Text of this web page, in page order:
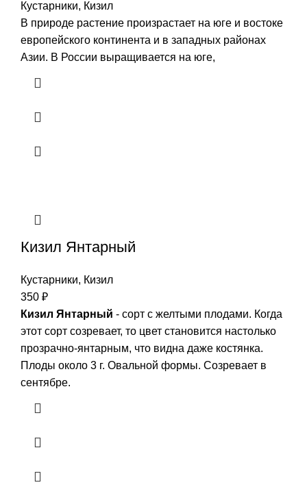
Кустарники, Кизил
В природе растение произрастает на юге и востоке
европейского континента и в западных районах
Азии. В России выращивается на юге,
Кизил Янтарный
Кустарники, Кизил
350 ₽
Кизил Янтарный - сорт с желтыми плодами. Когда
этот сорт созревает, то цвет становится настолько
прозрачно-янтарным, что видна даже костянка.
Плоды около 3 г. Овальной формы. Созревает в
сентябре.